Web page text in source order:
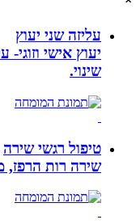
⌃
עליזה שני יעוץ
יעוץ אישי
שינוי.
טיפול רגשי שירה
שירה רות הרפז, מודיעין,